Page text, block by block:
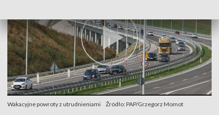
Wakacyjne powroty z utrudnieniami Źródło: PAP/Grzegorz Momot